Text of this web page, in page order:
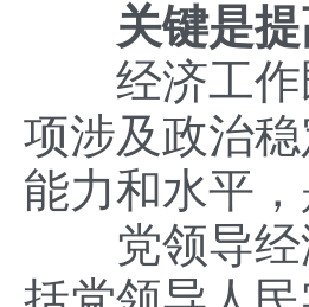
关键是提
经济工作既
项涉及政治
能力和水平
党领导经济